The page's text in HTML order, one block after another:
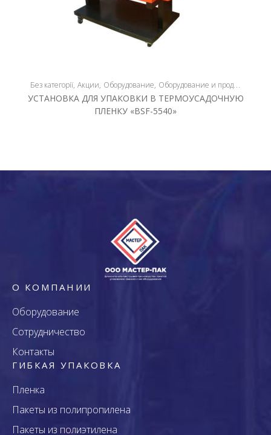
Без категорії Акции Оборудование Оборудование и продукция
УСТАНОВКА ДЛЯ УПАКОВКИ В ТЕРМОУСАДОЧНУЮ
ПЛЕНКУ «BSF-5540»
О КОМПАНИИ
Оборудование
Сотрудничество
Контакты
ГИБКАЯ УПАКОВКА
Пленка
Пакеты из полипропилена
Пакеты из полиэтилена